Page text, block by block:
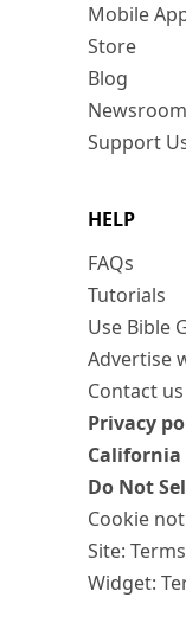
Mobile
Store
Blog
Newsroom
Support
HELP
FAQs
Tutorials
Use Bible
Advertise
Contact us
Privacy
California
Do Not
Cookie
Site:
Widget: